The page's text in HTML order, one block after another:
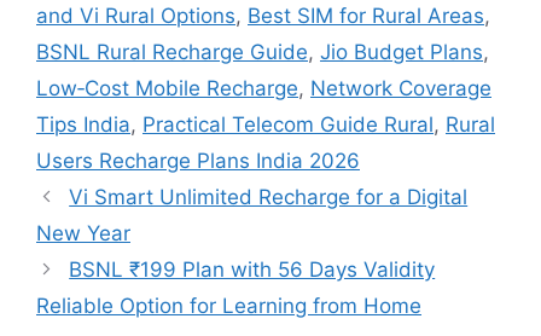
and Vi Rural Options, Best SIM for Rural Areas,
BSNL Rural Recharge Guide, Jio Budget Plans,
Low‑Cost Mobile Recharge, Network Coverage
Tips India, Practical Telecom Guide Rural, Rural
Users Recharge Plans India 2026
Vi Smart Unlimited Recharge for a Digital
New Year
BSNL ₹199 Plan with 56 Days Validity
Reliable Option for Learning from Home